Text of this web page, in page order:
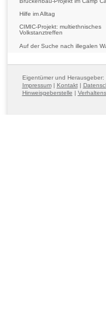
Hilfe im Alltag
CIMIC-Projekt: multiethnisches
Volkstanztreffen
Auf der Suche nach illegalen
Eigentümer und
Impressum| Kontakt|
Hinweisgeberstelle |